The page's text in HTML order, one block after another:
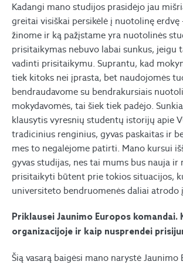
Kadangi mano studijos prasidėjo jau
greitai visiškai persikėlė į nuotolinę erdvę
žinome ir ką pažįstame yra nuotolinės
prisitaikymas nebuvo labai sunkus, jeigu
vadinti prisitaikymu. Suprantu, kad
tiek kitoks nei įprasta, bet naudojomės
bendraudavome su bendrakursiais
mokydavomės, tai šiek tiek padėjo.
klausytis vyresnių studentų istorijų apie
tradicinius renginius, gyvas paskaitas ir
mes to negalėjome patirti. Mano kursui
gyvas studijas, nes tai mums bus nauja ir
prisitaikyti būtent prie tokios situacijos,
universiteto bendruomenės daliai atrodo
Priklausei Jaunimo Europos komandai.
organizacijoje ir kaip nusprendei
Šią vasarą baigėsi mano narystė Jaunimo